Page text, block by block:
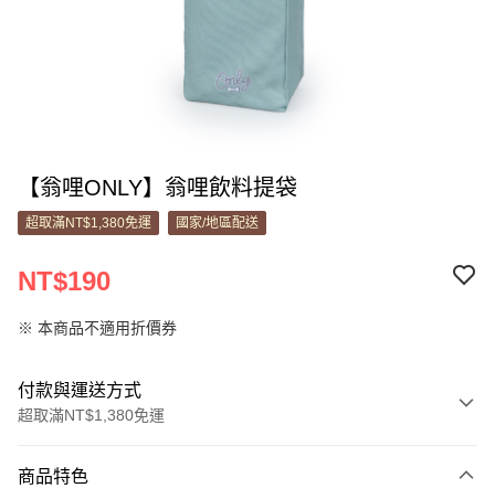
【翁哩ONLY】翁哩飲料提袋
超取滿NT$1,380免運 國家/地區配送
NT$190
※ 本商品不適用折價券
付款與運送方式
超取滿NT$1,380免運
信用卡一次付款
商品特色